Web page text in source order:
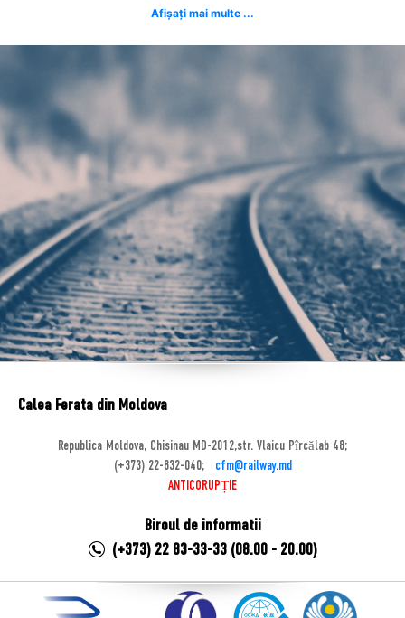
Afișați mai multe ...
Calea Ferata din Moldova
Republica Moldova, Chisinau MD-2012,str. Vlaicu Pîrcălab 48;
(+373) 22-832-040;
cfm@railway.md
ANTICORUPȚIE
Biroul de informatii
(+373) 22 83-33-33 (08.00 - 20.00)